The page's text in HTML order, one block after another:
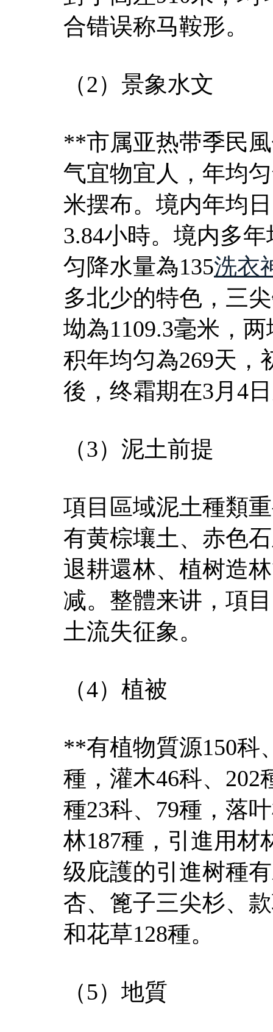
合错误称马鞍形。
（2）景象水文
**市属亚热带季民
气宜物宜人，年均
米摆布。境内年均
3.84小時。境内多
匀降水量為135洗衣
多北少的特色，三
坳為1109.3毫米，
积年均匀為269天，
後，终霜期在3月4
（3）泥土前提
項目區域泥土種類
有黄棕壤土、赤色
退耕還林、植树造
减。整體来讲，項
土流失征象。
（4）植被
**有植物質源150科
種，灌木46科、202
種23科、79種，落
林187種，引進用材
级庇護的引進树種
杏、篦子三尖杉、
和花草128種。
（5）地質